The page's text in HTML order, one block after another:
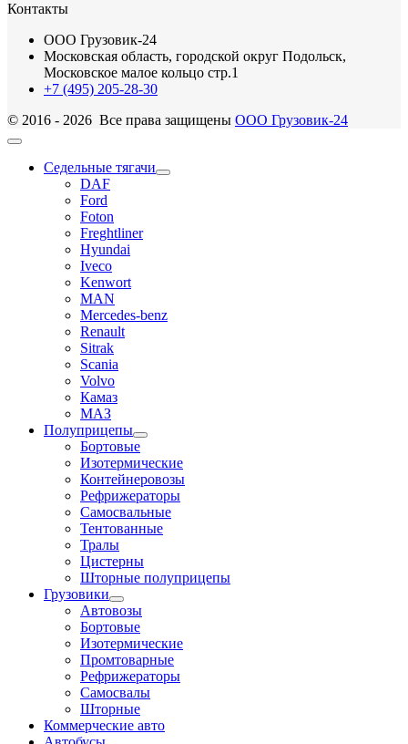
Контакты
ООО Грузовик-24
Московская область, городской округ Подольск,
Московское малое кольцо стр.1
+7 (495) 205-28-30
© 2016 - 2026 Все права защищены ООО Грузовик-24
Седельные тягачи
DAF
Ford
Foton
Freghtliner
Hyundai
Iveco
Kenwort
MAN
Mercedes-benz
Renault
Sitrak
Scania
Volvo
Камаз
МАЗ
Полуприцепы
Бортовые
Изотермические
Контейнеровозы
Рефрижераторы
Самосвальные
Тентованные
Тралы
Цистерны
Шторные полуприцепы
Грузовики
Автовозы
Бортовые
Изотермические
Промтоварные
Рефрижераторы
Самосвалы
Шторные
Коммерческие авто